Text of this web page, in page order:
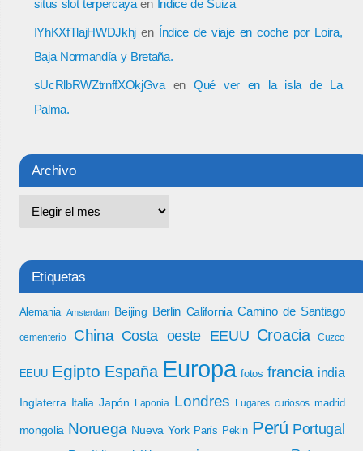
situs slot terpercayaen Índice de Suiza
IYhKXfTlajHWDJkhj en Índice de viaje en coche por Loira,
Baja Normandía y Bretaña.
sUcRlbRWZtrnffXOkjGvaen Qué ver en la isla de La
Palma.
Archivo
Etiquetas
Alemania Amsterdam Beijing Berlin California Camino de Santiago
cementerio China Costa oeste EEUU Croacia Cuzco
EEUU Egipto España Europa fotos francia india
Inglaterra Italia Japón Laponia Londres Lugares curiosos madrid
mongolia Noruega Nueva York París Pekin Perú Portugal